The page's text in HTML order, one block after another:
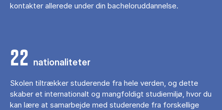
kontakter allerede under din bacheloruddannelse.
22 nationaliteter
Skolen tiltrækker studerende fra hele verden, og dette
skaber et internationalt og mangfoldigt studiemiljø, hvor du
kan lære at samarbejde med studerende fra forskellige